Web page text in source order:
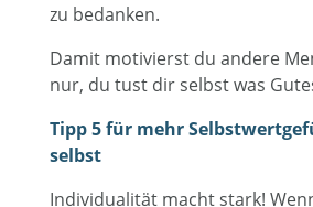
zu bedanken.
Damit motivierst du andere
nur, du tust dir selbst was
Tipp 5 für mehr
selbst
Individualität macht stark!